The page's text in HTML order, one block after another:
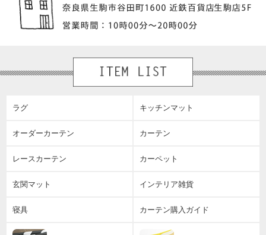
ラグ キッチンマット
オーダーカーテン カーテン
レースカーテン カーペット
玄関マット インテリア雑貨
寝具 カーテン購入ガイド